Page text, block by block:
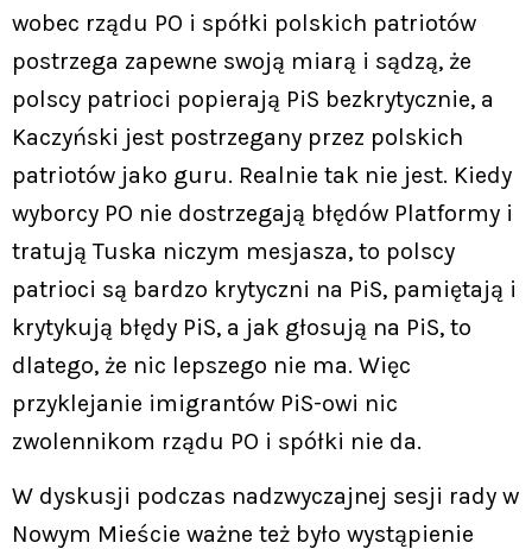
wobec rządu PO i spółki polskich patriotów
postrzega zapewne swoją miarą i sądzą, że
polscy patrioci popierają PiS bezkrytycznie, a
Kaczyński jest postrzegany przez polskich
patriotów jako guru. Realnie tak nie jest. Kiedy
wyborcy PO nie dostrzegają błędów Platformy i
tratują Tuska niczym mesjasza, to polscy
patrioci są bardzo krytyczni na PiS, pamiętają i
krytykują błędy PiS, a jak głosują na PiS, to
dlatego, że nic lepszego nie ma. Więc
przyklejanie imigrantów PiS-owi nic
zwolennikom rządu PO i spółki nie da.
W dyskusji podczas nadzwyczajnej sesji rady w
Nowym Mieście ważne też było wystąpienie